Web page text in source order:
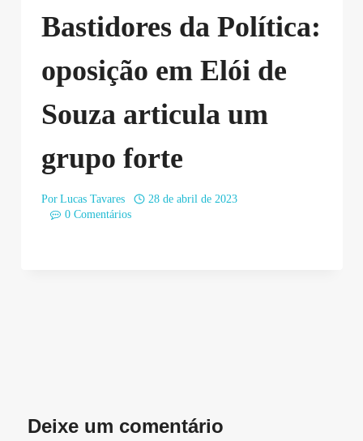
Bastidores da Política:
oposição em Elói de
Souza articula um
grupo forte
Por Lucas Tavares
28 de abril de 2023
0 Comentários
Deixe um comentário